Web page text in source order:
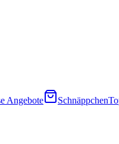
Angebote Schnäppchen